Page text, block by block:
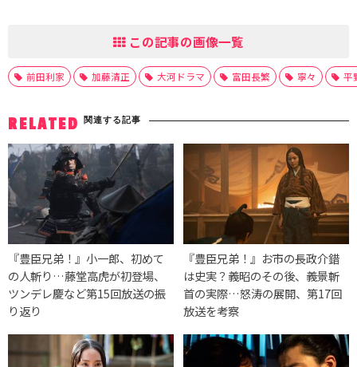
この記事の画像一覧
前田利家 加藤清正 大河ドラマ 富田長繁 寧々 平
RELATED 関連する記事
『豊臣兄弟！』小一郎、初めて
の人斬り…藤堂高虎が初登場、
ツンデレ慶など第15回放送の振
り返り
『豊臣兄弟！』お市の長政介錯
は史実？義昭のその後、義景斬
首の実際…怒涛の展開、第17回
放送を考察